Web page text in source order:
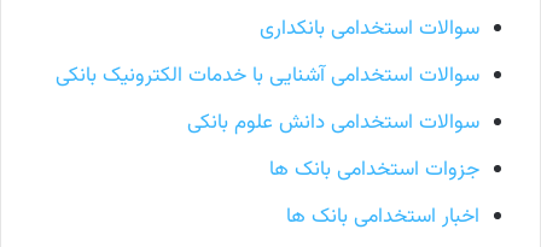
سوالات استخدامی بانکداری
سوالات استخدامی آشنایی با خدمات الکترونیک بانکی
سوالات استخدامی دانش علوم بانکی
جزوات استخدامی بانک ها
اخبار استخدامی بانک ها